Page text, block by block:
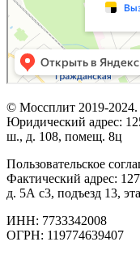
© Моссплит 2019-
Юридический адрес:
ш., д. 108, помещ. 8ц
Пользовательское
Фактический адрес:
д. 5А с3, подъезд 13,
ИНН: 7733342008
ОГРН: 119774639407